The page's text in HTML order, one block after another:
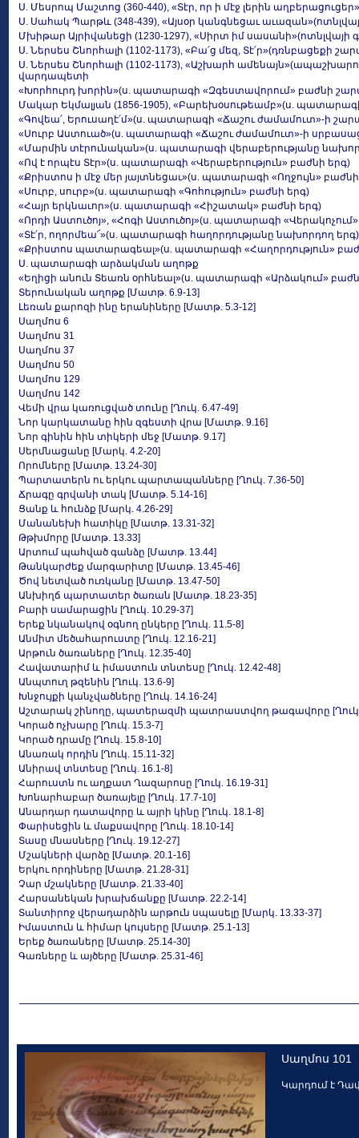
Ս. Մեսրոպ Մաշտոց (360-440), «Տէր, որ ի մէջ լերին
Ս. Սահակ Պարթև (348-439), «Այսօր կանգնեցաւ
Մխիթար Այրիվանեցի (1230-1297), «Սիրտ իմ սասանի»(ոտնլվայի
Ս. Ներսես Շնորհալի (1102-1173), «Բա՛ց մեզ, Տէ՛ր»(դռնբացեքի
Ս. Ներսես Շնորհալի (1102-1173), «Աշխարհ
վարդապետի
«Խորհուրդ խորին»(ս. պատարագի «Զգեստավորում» բաժնի
Մակար Եկմալյան (1856-1905), «Բարեխօսութեամբ»(ս.
«Գովեա՛, Երուսաղէ՛մ»(ս. պատարագի «Ճաշու ժամամուտ»-ի
«Սուրբ Աստուած»(ս. պատարագի «Ճաշու ժամամուտ»-ի
«Մարմին տէրունական»(ս. պատարագի վերաբերությանը
«Ով է որպէս Տէր»(ս. պատարագի «Վերաբերություն» բաժնի երգ)
«Քրիստոս ի մէջ մեր յայտնեցաւ»(ս. պատարագի «Ողջույն»
«Սուրբ, սուրբ»(ս. պատարագի «Գոհություն» բաժնի երգ)
«Հայր երկնաւոր»(ս. պատարագի «Հիշատակ» բաժնի երգ)
«Որդի Աստուծոյ», «Հոգի Աստուծոյ»(ս. պատարագի
«Տէ՛ր, ողորմեա՜»(ս. պատարագի հաղորդությանը նախորդող երգ)
«Քրիստոս պատարագեալ»(ս. պատարագի «Հաղորդություն»
Ս. պատարագի արձակման աղոթք
«Եղիցի անուն Տեառն օրհնեալ»(ս. պատարագի «Արձակում»
Տերունական աղոթք [Մատթ. 6.9-13]
Լեռան քարոզի ինը երանիները [Մատթ. 5.3-12]
Սաղմոս 6
Սաղմոս 31
Սաղմոս 37
Սաղմոս 50
Սաղմոս 129
Սաղմոս 142
Վեմի վրա կառուցված տունը [Ղուկ. 6.47-49]
Նոր կարկատանը հին զգեստի վրա [Մատթ. 9.16]
Նոր գինին հին տիկերի մեջ [Մատթ. 9.17]
Սերմնացանը [Մարկ. 4.2-20]
Որոմները [Մատթ. 13.24-30]
Պարտատերն ու երկու պարտապանները [Ղուկ. 7.36-50]
Ճրագը գրվանի տակ [Մատթ. 5.14-16]
Ցանք և հունձք [Մարկ. 4.26-29]
Մանանեխի հատիկը [Մատթ. 13.31-32]
Թթխմորը [Մատթ. 13.33]
Արտում պահված գանձը [Մատթ. 13.44]
Թանկարժեք մարգարիտը [Մատթ. 13.45-46]
Ծով նետված ուռկանը [Մատթ. 13.47-50]
Անխիղճ պարտատեր ծառան [Մատթ. 18.23-35]
Բարի սամարացին [Ղուկ. 10.29-37]
Երեք նկանակով օգնող ընկերը [Ղուկ. 11.5-8]
Անմիտ մեծահարուստը [Ղուկ. 12.16-21]
Արթուն ծառաները [Ղուկ. 12.35-40]
Հավատարիմ և իմաստուն տնտեսը [Ղուկ. 12.42-48]
Անպտուղ թզենին [Ղուկ. 13.6-9]
Խնջույքի կանչվածները [Ղուկ. 14.16-24]
Աշտարակ շինողը, պատերազմի պատրաստվող թագավորը [Ղուկ.
Կորած ոչխարը [Ղուկ. 15.3-7]
Կորած դրամը [Ղուկ. 15.8-10]
Անառակ որդին [Ղուկ. 15.11-32]
Անիրավ տնտեսը [Ղուկ. 16.1-8]
Հարուստն ու աղքատ Ղազարոսը [Ղուկ. 16.19-31]
Խոնարհաբար ծառայելը [Ղուկ. 17.7-10]
Անարդար դատավորը և այրի կինը [Ղուկ. 18.1-8]
Փարիսեցին և մաքսավորը [Ղուկ. 18.10-14]
Տասը մնասները [Ղուկ. 19.12-27]
Մշակների վարձը [Մատթ. 20.1-16]
Երկու որդիները [Մատթ. 21.28-31]
Չար մշակները [Մատթ. 21.33-40]
Հարսանեկան խրախճանքը [Մատթ. 22.2-14]
Տանտիրոջ վերադարձին արթուն սպասելը [Մարկ. 13.33-37]
Իմաստուն և հիմար կույսերը [Մատթ. 25.1-13]
Երեք ծառաները [Մատթ. 25.14-30]
Գառները և այծերը [Մատթ. 25.31-46]
Սաղմոս 101
Կարդում է